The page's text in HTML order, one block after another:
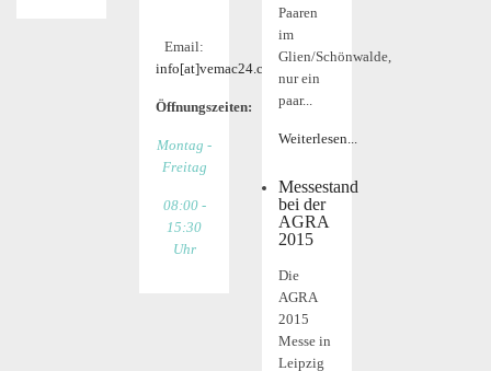
Email:
info[at]vemac24.com
Öffnungszeiten:
Montag -
Freitag
08:00 -
15:30
Uhr
Paaren
im
Glien/Schönwalde,
nur ein
paar...
Weiterlesen...
Messestand
bei der
AGRA
2015
Die
AGRA
2015
Messe in
Leipzig